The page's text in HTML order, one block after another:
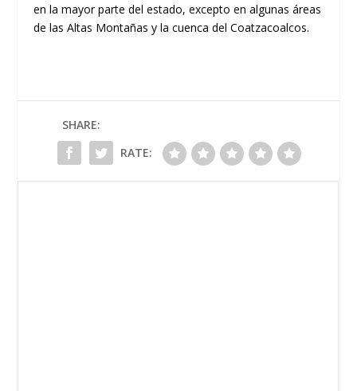
en la mayor parte del estado, excepto en algunas áreas
de las Altas Montañas y la cuenca del Coatzacoalcos.
SHARE:
RATE: